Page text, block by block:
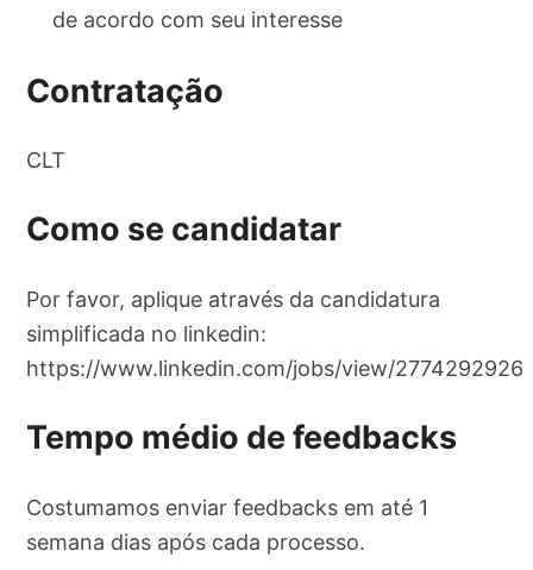
de acordo com seu interesse
Contratação
CLT
Como se candidatar
Por favor, aplique através da candidatura
simplificada no linkedin:
https://www.linkedin.com/jobs/view/2774292926
Tempo médio de feedbacks
Costumamos enviar feedbacks em até 1
semana dias após cada processo.